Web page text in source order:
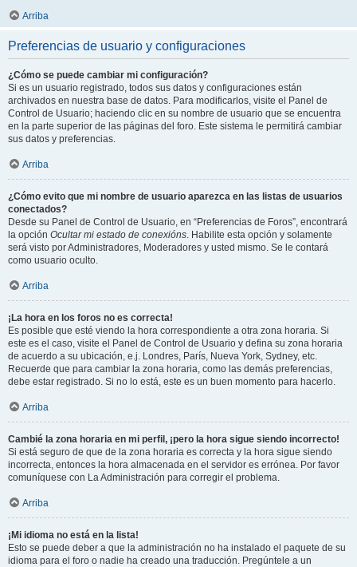
Arriba
Preferencias de usuario y configuraciones
¿Cómo se puede cambiar mi configuración?
Si es un usuario registrado, todos sus datos y configuraciones están
archivados en nuestra base de datos. Para modificarlos, visite el Panel de
Control de Usuario; haciendo clic en su nombre de usuario que se encuentra
en la parte superior de las páginas del foro. Este sistema le permitirá cambiar
sus datos y preferencias.
Arriba
¿Cómo evito que mi nombre de usuario aparezca en las listas de usuarios
conectados?
Desde su Panel de Control de Usuario, en “Preferencias de Foros”, encontrará
la opción Ocultar mi estado de conexións. Habilite esta opción y solamente
será visto por Administradores, Moderadores y usted mismo. Se le contará
como usuario oculto.
Arriba
¡La hora en los foros no es correcta!
Es posible que esté viendo la hora correspondiente a otra zona horaria. Si
este es el caso, visite el Panel de Control de Usuario y defina su zona horaria
de acuerdo a su ubicación, e.j. Londres, París, Nueva York, Sydney, etc.
Recuerde que para cambiar la zona horaria, como las demás preferencias,
debe estar registrado. Si no lo está, este es un buen momento para hacerlo.
Arriba
Cambié la zona horaria en mi perfil, ¡pero la hora sigue siendo incorrecto!
Si está seguro de que de la zona horaria es correcta y la hora sigue siendo
incorrecta, entonces la hora almacenada en el servidor es errónea. Por favor
comuníquese con La Administración para corregir el problema.
Arriba
¡Mi idioma no está en la lista!
Esto se puede deber a que la administración no ha instalado el paquete de su
idioma para el foro o nadie ha creado una traducción. Pregúntele a un